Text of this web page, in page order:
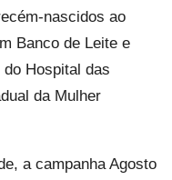
nascidos ao
Banco de Leite e
Hospital das
da Mulher
a campanha Agosto